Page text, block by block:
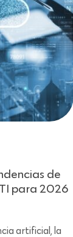
de
para 2026
artificial, la